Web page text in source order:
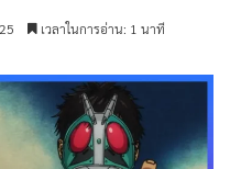
เวลาในการอ่าน: 1 นาที